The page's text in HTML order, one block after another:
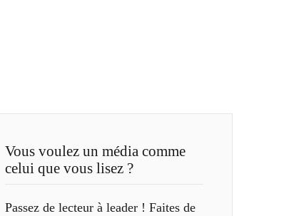
Vous voulez un média comme
celui que vous lisez ?
Passez de lecteur à leader ! Faites de